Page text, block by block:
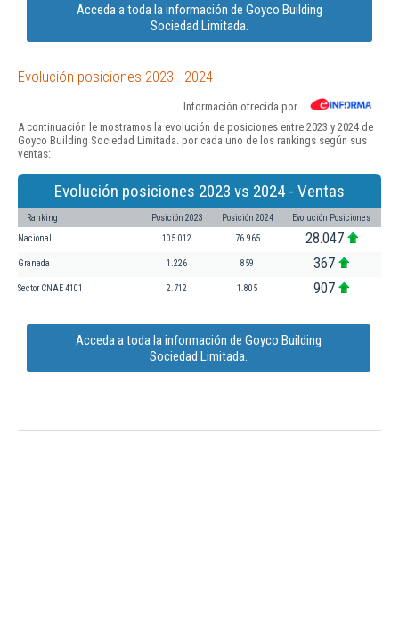
Acceda a toda la información de Goyco Building
Sociedad Limitada.
Evolución posiciones 2023 - 2024
Información ofrecida por
A continuación le mostramos la evolución de posiciones entre 2023 y 2024 de
Goyco Building Sociedad Limitada. por cada uno de los rankings según sus
ventas:
Evolución posiciones 2023 vs 2024 - Ventas
Ranking Posición 2023 Posición 2024 Evolución Posiciones
Nacional 105.012 76.965 28.047
Granada 1.226 859 367
Sector CNAE 4101 2.712 1.805 907
Acceda a toda la información de Goyco Building
Sociedad Limitada.